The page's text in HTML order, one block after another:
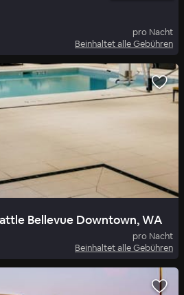
pro Nacht
Beinhaltet alle Gebühren
Bellevue Downtown, WA
pro Nacht
Beinhaltet alle Gebühren